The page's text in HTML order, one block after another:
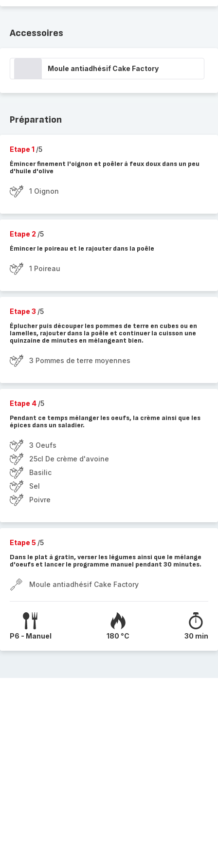
Accessoires
Moule antiadhésif Cake Factory
Préparation
Etape 1 /5
Émincer finement l'oignon et poêler à feux doux dans un peu
d'huile d'olive
1 Oignon
Etape 2 /5
Émincer le poireau et le rajouter dans la poêle
1 Poireau
Etape 3 /5
Éplucher puis découper les pommes de terre en cubes ou en
lamelles, rajouter dans la poêle et continuer la cuisson une
quinzaine de minutes en mélangeant bien.
3 Pommes de terre moyennes
Etape 4 /5
Pendant ce temps mélanger les oeufs, la crème ainsi que les
épices dans un saladier.
3 Oeufs
25cl De crème d'avoine
Basilic
Sel
Poivre
Etape 5 /5
Dans le plat à gratin, verser les légumes ainsi que le mélange
d'oeufs et lancer le programme manuel pendant 30 minutes.
Moule antiadhésif Cake Factory
P6 - Manuel 180 °C 30 min